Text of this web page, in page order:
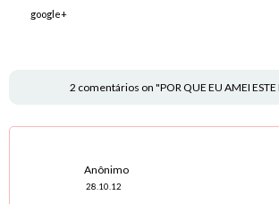
google+
2 comentários on "POR QUE EU AMEI
Anônimo
28.10.12